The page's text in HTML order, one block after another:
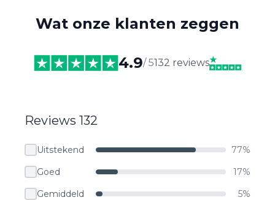
Wat onze klanten zeggen
4.9/ 5132 reviews
Reviews 132
Uitstekend
77%
Goed
17%
Gemiddeld
5%